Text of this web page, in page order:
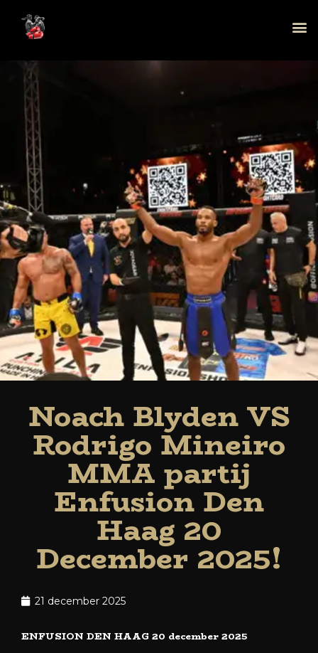
Noach Blyden VS
Rodrigo Mineiro
MMA partij
Enfusion Den
Haag 20
December 2025!
21 december 2025
ENFUSION DEN HAAG 20 december 2025